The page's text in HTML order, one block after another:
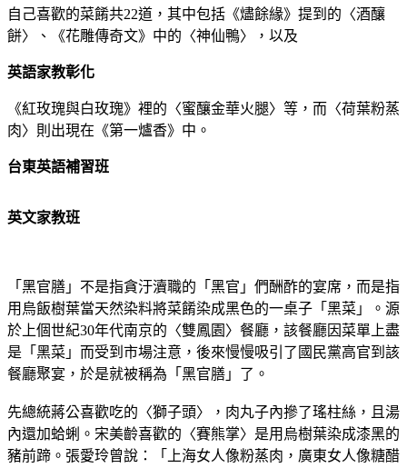
自己喜歡的菜餚共22道，其中包括《燼餘緣》提到的〈酒釀
餅〉、《花雕傳奇文》中的〈神仙鴨〉，以及
英語家教彰化
《紅玫瑰與白玫瑰》裡的〈蜜釀金華火腿〉等，而〈荷葉粉蒸
肉〉則出現在《第一爐香》中。
台東英語補習班
英文家教班
「黑官膳」不是指貪汙瀆職的「黑官」們酬酢的宴席，而是指
用烏飯樹葉當天然染料將菜餚染成黑色的一桌子「黑菜」。源
於上個世紀30年代南京的〈雙鳳園〉餐廳，該餐廳因菜單上盡
是「黑菜」而受到市場注意，後來慢慢吸引了國民黨高官到該
餐廳聚宴，於是就被稱為「黑官膳」了。
先總統蔣公喜歡吃的〈獅子頭〉，肉丸子內摻了瑤柱絲，且湯
內還加蛤蜊。宋美齡喜歡的〈賽熊掌〉是用烏樹葉染成漆黑的
豬前蹄。張愛玲曾說：「上海女人像粉蒸肉，廣東女人像糖醋